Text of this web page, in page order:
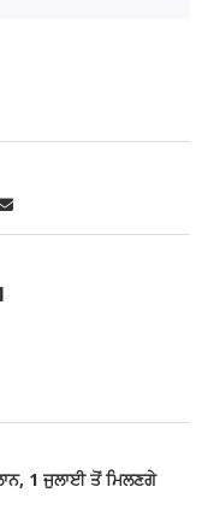
ਹੜਤਾਲ ਤੋਂ ਬਾਅਦ ਸਮੂਹਿਕ
ਵਿਵਾਦ; SGPC ਵੱਲੋਂ GTC
1 ਜੁਲਾਈ ਤੋਂ ਮਿਲਣਗੇ